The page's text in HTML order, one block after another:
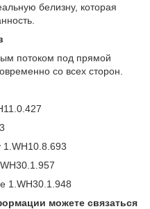
белизну, которая
потоком под прямой
со всех сторон.
1.WH10.8.693
1.WH30.1.948
можете связаться